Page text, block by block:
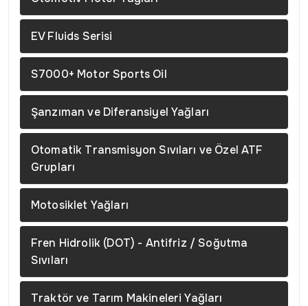
EV Fluids Serisi
S7000+ Motor Sports Oil
Şanzıman ve Diferansiyel Yağları
Otomatik Transmisyon Sıvıları ve Özel ATF
Grupları
Motosiklet Yağları
Fren Hidrolik (DOT) - Antifriz / Soğutma
Sıvıları
Traktör ve Tarım Makineleri Yağları